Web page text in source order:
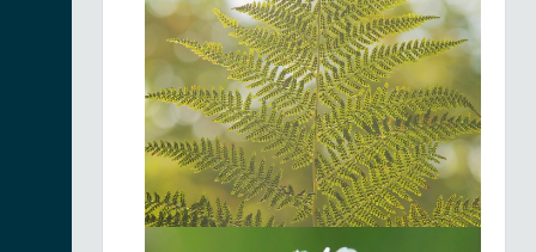
Fiche espèce
Traunsteinère
globuleuse |
Traunsteinera
globosa
24/06/2026
Fiche espèce
Nard raide |Nardus
stricta
18/06/2026